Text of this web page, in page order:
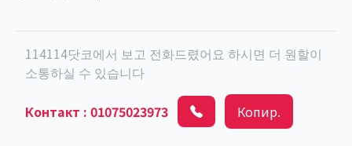
114114닷코에서 보고 전화드렸어요 하시면 더 원할이
소통하실 수 있습니다
Контакт : 01075023973 Копир.